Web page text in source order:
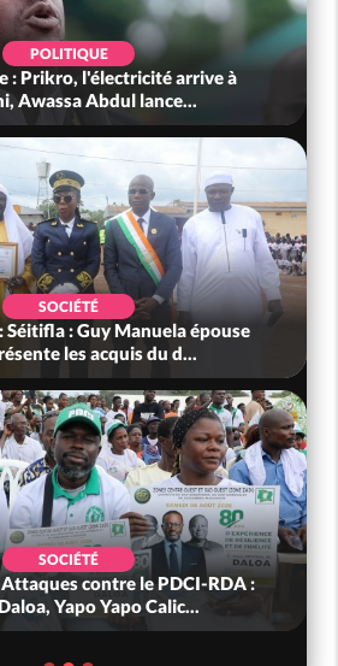
POLITIQUE
: Prikro, l'électricité arrive à
Awassa Abdul lance...
SOCIÉTÉ
: Guy Manuela épouse
les acquis du d...
SOCIÉTÉ
contre le PDCI-RDA :
Yapo Yapo Calic...